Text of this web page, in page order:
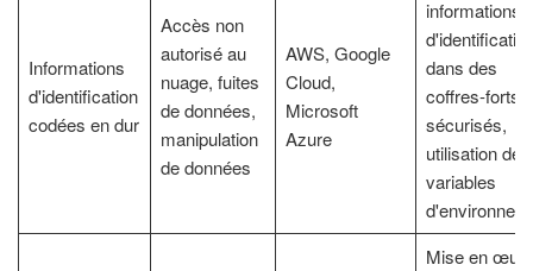
Informations
d'identification
codées en dur
Accès non
autorisé au
nuage, fuites
de données,
manipulation
de données
AWS, Google
Cloud,
Microsoft
Azure
informations
dans des
coffres-forts
sécurisés,
utilisation de
variables
Mise en